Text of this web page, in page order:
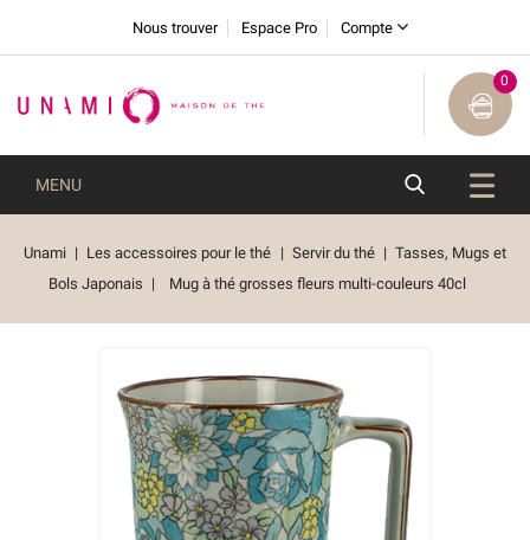
Nous trouver Espace Pro Compte
0
MENU
Unami Les accessoires pour le thé Servir du thé
Tasses, Mugs et
Bols Japonais
Mug à thé grosses fleurs multi-couleurs 40cl